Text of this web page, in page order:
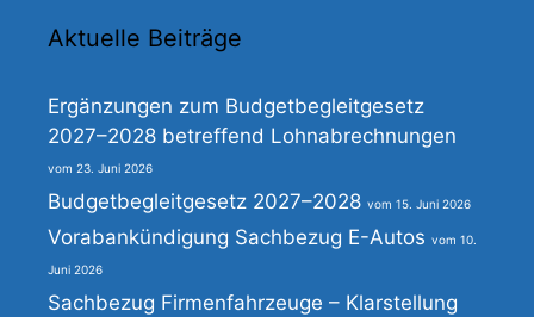
Aktuelle Beiträge
Ergänzungen zum Budgetbegleitgesetz
2027–2028 betreffend Lohnabrechnungen
23. Juni 2026
Budgetbegleitgesetz 2027–2028 15. Juni 2026
Vorabankündigung Sachbezug E-Autos 10.
Juni 2026
Sachbezug Firmenfahrzeuge – Klarstellung